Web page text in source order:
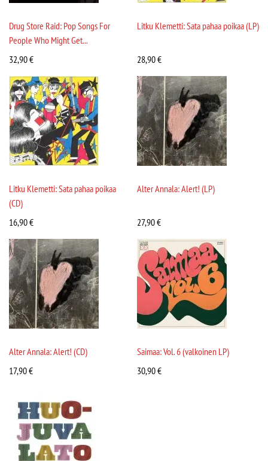
Drug Store Raid: Pop Songs For
People Who Might Get...
32,90€
Litku Klemetti: Sata pahaa poikaa (LP)
28,90€
Litku Klemetti: Sata pahaa poikaa
(CD)
16,90€
Alter Annala: Alert! (LP)
27,90€
Alter Annala: Alert! (CD)
17,90€
Saimaa: Vol. 6 (valkoinen LP)
30,90€